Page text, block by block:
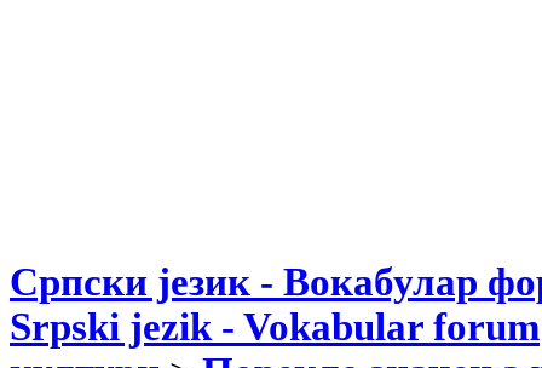
Српски језик - Вокабулар
Srpski jezik - Vokabular forum